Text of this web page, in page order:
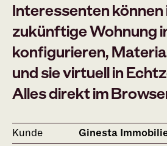
Interessenten können
zukünftige Wohnung
konfigurieren,
und sie virtuell in
Alles direkt im
Kunde
Ginesta